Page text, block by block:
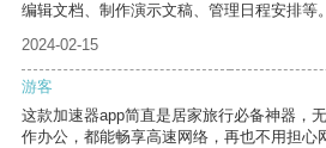
编辑文档、制作演示文稿、管理日程安排等。
2024-02-15
游客
这款加速器app简直是居家旅行必备神器，
作办公，都能畅享高速网络，再也不用担心